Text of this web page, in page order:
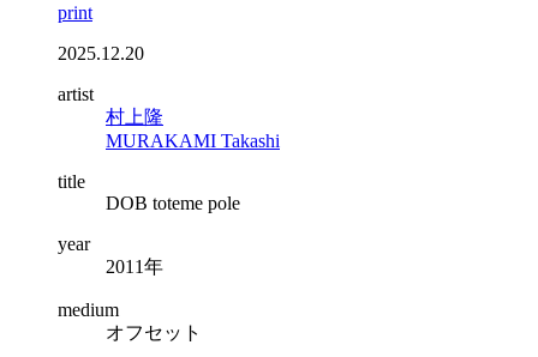
print
2025.12.20
artist
村上隆
MURAKAMI Takashi
title
DOB toteme pole
year
2011年
medium
オフセット